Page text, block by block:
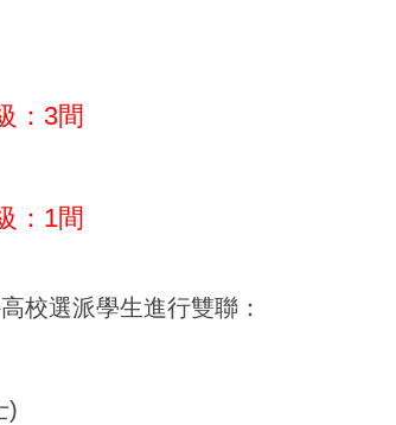
：3間
：1間
校選派學生進行雙聯：
)